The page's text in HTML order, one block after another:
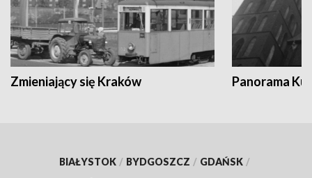
Zmieniający się Kraków Panorama
BIAŁYSTOK / BYDGOSZCZ / GDAŃSK /